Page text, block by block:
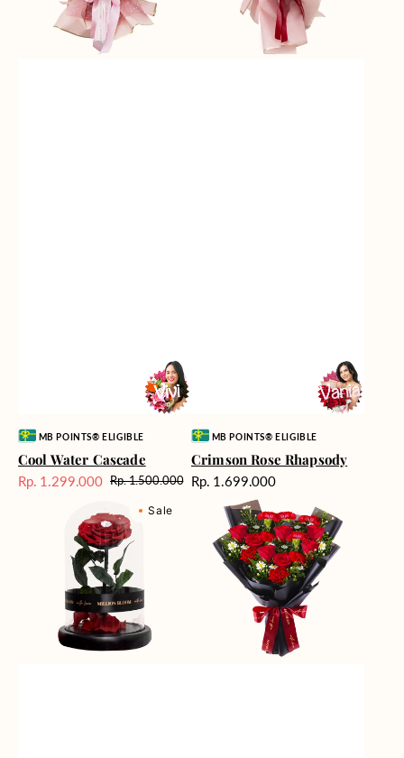
Vendor:MB POINTS® ELIGIBLE
Cool Water Cascade
Harga
Rp. 1.299.000 Harga
reguler
Rp. 1.500.000
Vendor:MB POINTS® ELIGIBLE
Crimson Rose Rhapsody
Harga
Rp. 1.699.000
Sale
Passion